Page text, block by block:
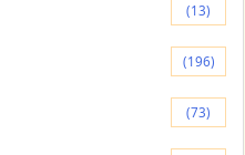
(13)
(196)
(73)